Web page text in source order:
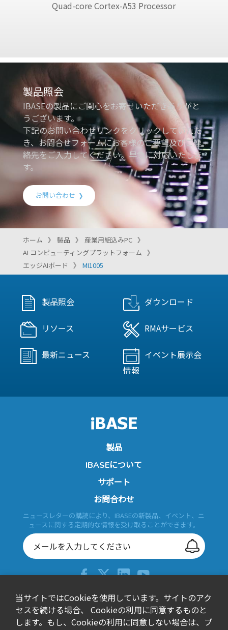
Quad-core Cortex-A53 Processor
製品照会
IBASEの製品にご関心をお寄せいただきありがと
うございます。
下記のお問い合わせリンクをクリックしていただ
き、お問合せフォームにお客様のご要望及びご連
絡先をご入力してください。早急に対応いたしま
す。
お問い合わせ
ホーム 製品
産業用組込みPC
AI コンピューティングプラットフォーム
エッジAIボード
MI1005
製品照会 ダウンロード
リソース RMAサービス
最新ニュース
イベント展示会
情報
製品
IBASEについて
サポート
お問合わせ
ニュースレターの購読により、IBASEの新製品、イベント、ニ
ュースに関する定期的な情報を受け取ることができます。
+886-2-26557588
sales@ibase.com.tw
当サイトではCookieを使用しています。サイトのアク
セスを続ける場合、 Cookieの利用に同意するものと
します。もし、Cookieの利用に同意しない場合は、ブ